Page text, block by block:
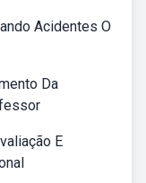
Acidentes O
Da
E